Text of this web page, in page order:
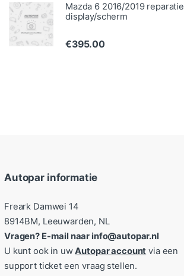
Mazda 6 2016/2019 reparatie
display/scherm
€395.00
Autopar informatie
Freark Damwei 14
8914BM, Leeuwarden, NL
Vragen? E-mail naar info@autopar.nl
U kunt ook in uwAutopar account via een
support ticket een vraag stellen.